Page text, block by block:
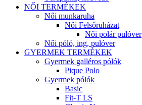
NŐI TERMÉKEK
Női munkaruha
Női Felsőruházat
Női polár pulóver
Női póló, ing, pulóver
GYERMEK TERMÉKEK
Gyermek galléros pólók
Pique Polo
Gyermek pólók
Basic
Fit-T LS